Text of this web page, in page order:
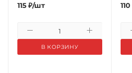
115 ₽/шт
В КОРЗИНУ
110